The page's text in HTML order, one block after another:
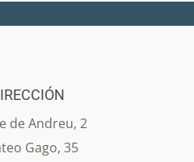
de Andreu, 2
Gago, 35